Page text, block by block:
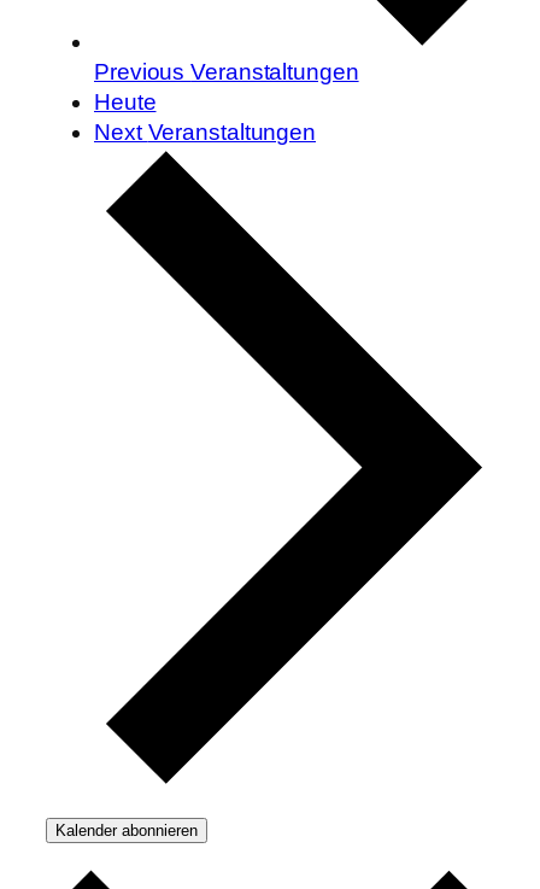
PreviousVeranstaltungen
Heute
Next Veranstaltungen
Kalender abonnieren